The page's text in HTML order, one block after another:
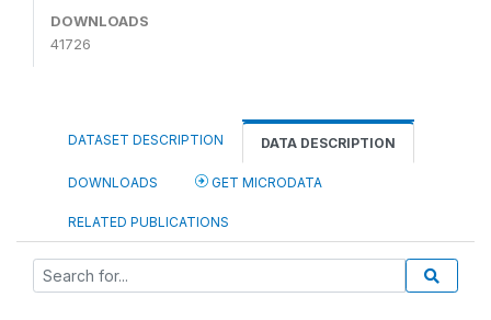
DOWNLOADS
41726
DATASET DESCRIPTION DATA DESCRIPTION
DOWNLOADS GET MICRODATA
RELATED PUBLICATIONS